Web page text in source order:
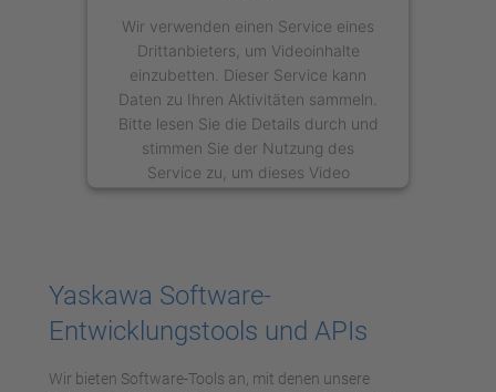
Wir verwenden einen Service eines
Drittanbieters, um Videoinhalte
einzubetten. Dieser Service kann
Daten zu Ihren Aktivitäten sammeln.
Bitte lesen Sie die Details durch und
stimmen Sie der Nutzung des
Service zu, um dieses Video
anzusehen.
Management Platform
Yaskawa Software-
Entwicklungstools und APIs
Wir bieten Software-Tools an, mit denen unsere